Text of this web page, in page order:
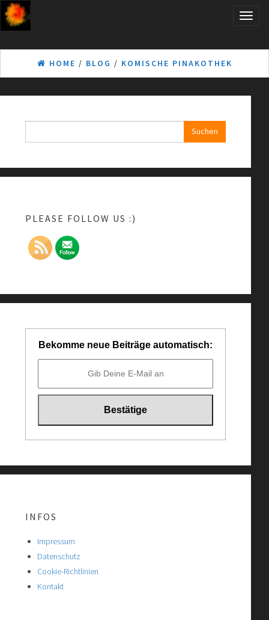
Skip
to
content
Toggle
HOME / BLOG / KOMISCHE PINAKOTHEK
nach:
PLEASE FOLLOW US :)
Bekomme neue Beiträge automatisch:
INFOS
Impressum
Datenschutz
Cookie-Richtlinien
Kontakt